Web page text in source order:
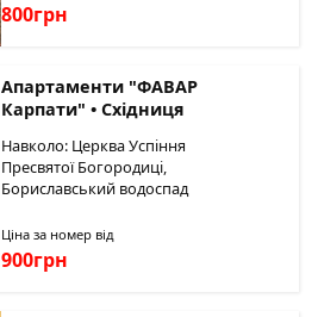
800грн
Апартаменти "ФАВАР
Карпати" • Східниця
Навколо: Церква Успіння
Пресвятої Богородиці,
Бориславський водоспад
Ціна за номер від
900грн